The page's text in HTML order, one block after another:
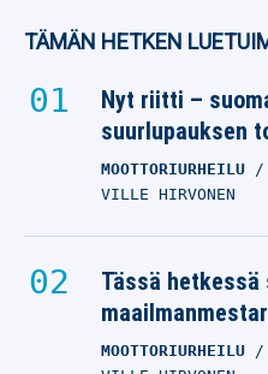
TÄMÄN HETKEN
Nyt riitti –
suurlupauksen
MOOTTORIURHEILU
VILLE HIRVONEN
Tässä
MOOTTORIURHEILU